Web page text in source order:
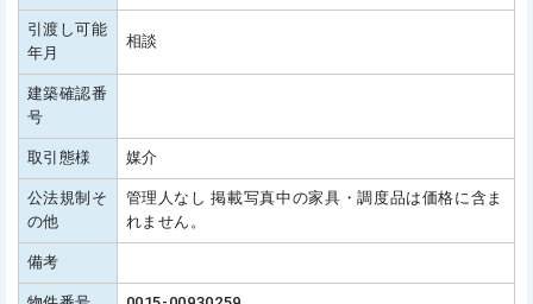
引渡し可能
年月
相談
建築確認番
号
取引態様 媒介
公法規制そ
の他
管理人なし 掲載写真中の家具・調度品は価格に含ま
れません。
備考